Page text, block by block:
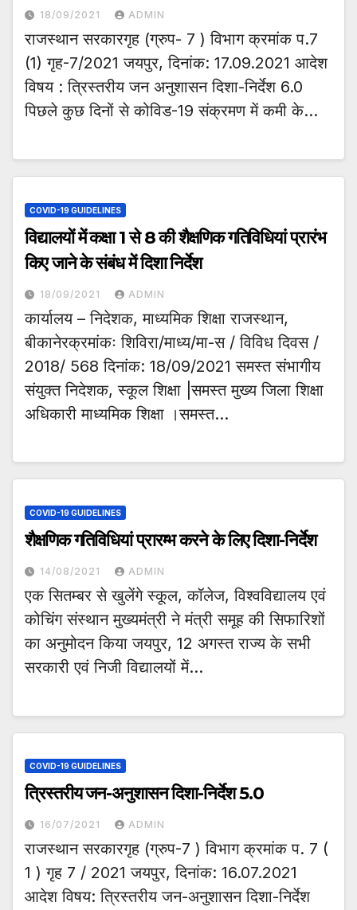
18/09/2021 ADMIN
राजस्थान सरकारगृह (ग्रुप- 7 ) विभाग क्रमांक प.7
(1) गृह-7/2021 जयपुर, दिनांक: 17.09.2021 आदेश
विषय : त्रिस्तरीय जन अनुशासन दिशा-निर्देश 6.0
पिछले कुछ दिनों से कोविड-19 संक्रमण में कमी के…
COVID-19 GUIDELINES
विद्यालयों में कक्षा 1 से 8 की शैक्षणिक गतिविधियां प्रारंभ
किए जाने के संबंध में दिशा निर्देश
18/09/2021 ADMIN
कार्यालय – निदेशक, माध्यमिक शिक्षा राजस्थान,
बीकानेरक्रमांकः शिविरा/माध्य/मा-स / विविध दिवस /
2018/ 568 दिनांक: 18/09/2021 समस्त संभागीय
संयुक्त निदेशक, स्कूल शिक्षा |समस्त मुख्य जिला शिक्षा
अधिकारी माध्यमिक शिक्षा ।समस्त…
COVID-19 GUIDELINES
शैक्षणिक गतिविधियां प्रारम्भ करने के लिए दिशा-निर्देश
14/08/2021 ADMIN
एक सितम्बर से खुलेंगे स्कूल, कॉलेज, विश्वविद्यालय एवं
कोचिंग संस्थान मुख्यमंत्री ने मंत्री समूह की सिफारिशों
का अनुमोदन किया जयपुर, 12 अगस्त राज्य के सभी
सरकारी एवं निजी विद्यालयों में…
COVID-19 GUIDELINES
त्रिस्तरीय जन-अनुशासन दिशा-निर्देश 5.0
16/07/2021 ADMIN
राजस्थान सरकारगृह (ग्रुप-7 ) विभाग क्रमांक प. 7 (
1 ) गृह 7 / 2021 जयपुर, दिनांक: 16.07.2021
आदेश विषय: त्रिस्तरीय जन-अनुशासन दिशा-निर्देश